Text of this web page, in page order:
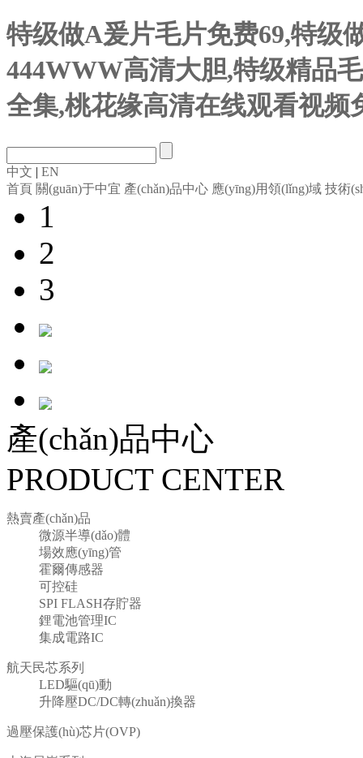
特级做A爰片毛片免费69,特级
444WWW高清大胆,特级精品
全集,桃花缘高清在线观看视频
中文 | EN
首頁 關(guān)于中宜 產(chǎn)品中心 應(yīng)用領(lǐng)域 技術
1
2
3
產(chǎn)品中心
PRODUCT CENTER
熱賣產(chǎn)品
微源半導(dǎo)體
場效應(yīng)管
霍爾傳感器
可控硅
SPI FLASH存貯器
鋰電池管理IC
集成電路IC
航天民芯系列
LED驅(qū)動
升降壓DC/DC轉(zhuǎn)換器
過壓保護(hù)芯片(OVP)